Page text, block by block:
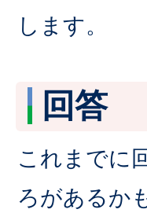
します。
回答
これまでに
ろがあるか